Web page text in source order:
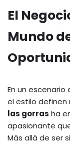
El
Mundo
En un
el estilo definen
las gorras ha
apasionante
Más allá de ser